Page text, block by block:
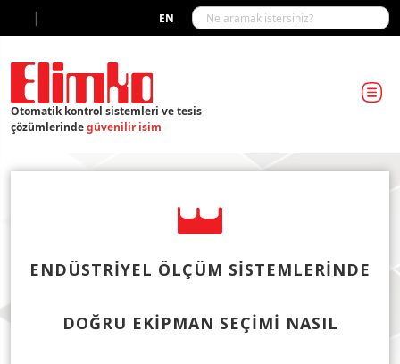
EN
|
Otomatik kontrol sistemleri ve tesis
çözümlerindegüvenilir isim
ENDÜSTRIYEL ÖLÇÜM SISTEMLERINDE
DOĞRU EKIPMAN SEÇIMI NASIL